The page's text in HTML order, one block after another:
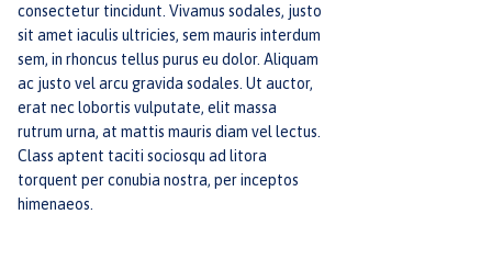
consectetur tincidunt. Vivamus sodales, justo
sit amet iaculis ultricies, sem mauris interdum
sem, in rhoncus tellus purus eu dolor. Aliquam
ac justo vel arcu gravida sodales. Ut auctor,
erat nec lobortis vulputate, elit massa
rutrum urna, at mattis mauris diam vel lectus.
Class aptent taciti sociosqu ad litora
torquent per conubia nostra, per inceptos
himenaeos.